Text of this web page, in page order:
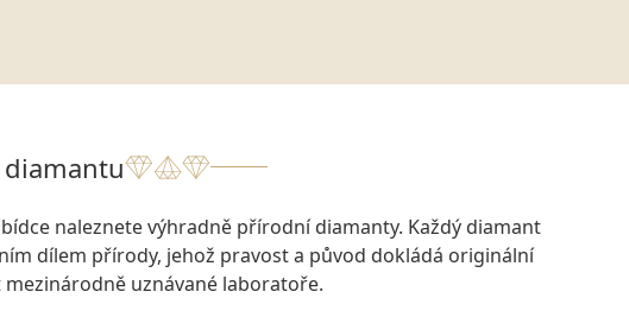
diamantu
naleznete výhradně přírodní diamanty. Každý diamant
dílem přírody, jehož pravost a původ dokládá originální
uznávané laboratoře.